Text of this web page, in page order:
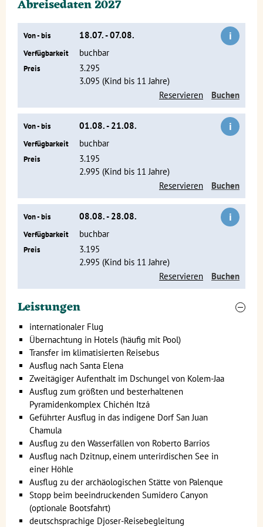
faulenzen könnt. Puerto Morelos ist ein gemütlicher Badeort
frischen Fisch essen kann. Nach ein paar Tagen am Strand
fahren wir mit unserem eigenen Bus nach Merida und halten
unterwegs in Chichén Itzá
Pyramidenanlage. Ihr könnt die interessanten Pyramiden,
Tempel, Paläste und den Ballspielplatz in aller Ruhe
besichtigen. Mexikos größte und berühmteste Pyramide "El
Castillo" bildet zusammen mit dem Observatorium und dem
Tempel der Krieger ein beeindruckendes Bild. Hier könnt ihr
Mérida ist die Hauptstadt der Provinz
die "weiße Stadt
" genannt. Merida zeichnet sich durch den
besonderen Stil aus, in dem die Häuser und Gebäude gebaut
sind. Seid ihr Liebhaber der Architektur? Dann werdet ihr
wahrscheinlich den französischen, italienischen und
maurischen Kolonialstil erkennen. Nach eurer Ankunft
werdet ihr wahrscheinlich direkt zum stimmungsvollen
Zócalo gehen, dem zentralen Platz mit seinen gemütlichen
Terrassen und Restaurants.
Tipp: Unternehmt eine Kutschfahrt. So könnt ihr euch in aller
Ruhe ein Bild von dieser freundlichen Stadt machen.
Möchtet ihr eine echte lokale Delikatesse probieren? Dann
bestellt Huhn oder Schweinefleisch in Bananenblättern.
Wenn ihr auf der Suche nach einer mexikanischen
Hängematte seid, ist Mérida der richtige Ort. Vergesst aber
Abreisedaten 2027
Von - bis 18.07. - 07.08. i
Verfügbarkeit buchbar
Preis
3.295
3.095 (Kind bis 11 Jahre)
Reservieren
Buchen
Von - bis 01.08. - 21.08. i
Verfügbarkeit buchbar
Preis
3.195
2.995 (Kind bis 11 Jahre)
Reservieren
Buchen
Von - bis 08.08. - 28.08. i
Verfügbarkeit buchbar
Preis
3.195
2.995 (Kind bis 11 Jahre)
Reservieren
Buchen
Leistungen
internationaler Flug
Übernachtung in Hotels (häufig mit Pool)
Transfer im klimatisierten Reisebus
Ausflug nach Santa Elena
Zweitägiger Aufenthalt im Dschungel von Kolem-Jaa
Ausflug zum größten und besterhaltenen
Pyramidenkomplex Chichén Itzá
Geführter Ausflug in das indigene Dorf San Juan
Chamula
Ausflug zu den Wasserfällen von Roberto Barrios
Ausflug nach Dzitnup, einem unterirdischen See in
einer Höhle
Ausflug zu der archäologischen Stätte von Palenque
Stopp beim beeindruckenden Sumidero Canyon
(optionale Bootsfahrt)
deutschsprachige Djoser-Reisebegleitung